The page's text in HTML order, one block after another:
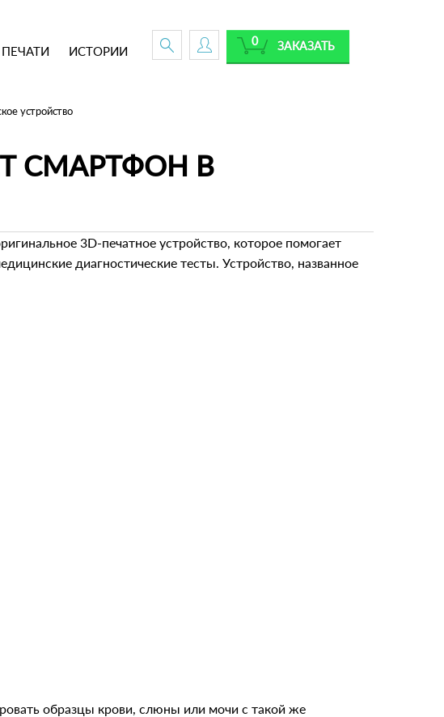
ИСТОРИИ ЗАКАЗАТЬ
0
устройство
СМАРТФОН В
3D-печатное устройство, которое помогает
диагностические тесты. Устройство, названное
образцы крови, слюны или мочи с такой же